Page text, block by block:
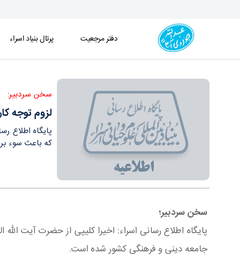
دفتر مرجعیت پرتال بنیاد اسراء
سخن سردبیر:
لزوم توجه
پایگاه اطلاع
که باعث سوء
سخن سردبیر؛
پایگاه اطلاع رسانی اسراء: اخیرا کلیپی از حضرت
جامعه دینی و فرهنگی کشور شده است.